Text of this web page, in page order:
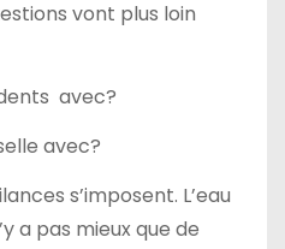
vont plus loin
avec?
avec?
s’imposent. L’eau
a pas mieux que de